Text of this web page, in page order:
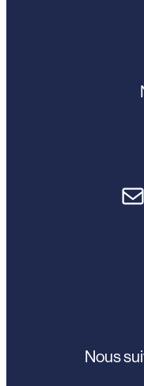
Nous